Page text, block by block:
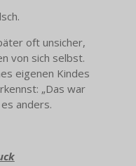
oft unsicher,
von sich selbst.
eigenen Kindes
„Das war
anders.